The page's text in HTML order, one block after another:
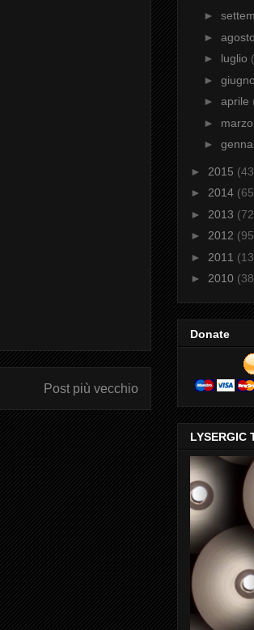
Post più vecchio
►
►
► luglio
►
►aprile
►
►
► 2015
► 2014
► 2013
► 2012
► 2011
► 2010
Donate
LYSERGIC